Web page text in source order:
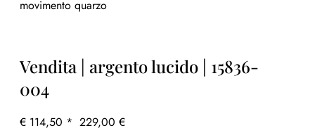
movimento quarzo
Vendita | argento lucido | 15836-
004
€ 114,50 * 229,00 €